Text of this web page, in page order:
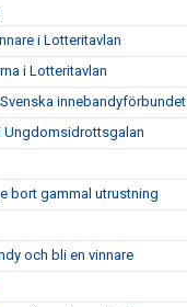
i Lotteritavlan
i Lotteritavlan
innebandyförbundet
Ungdomsidrottsgalan
bort gammal utrustning
och bli en vinnare